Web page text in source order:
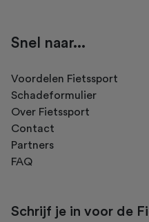
Snel naar...
Voordelen Fietssport
Schadeformulier
Over Fietssport
Contact
Partners
FAQ
Schrijf je in voor de